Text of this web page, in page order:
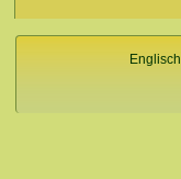
Englisch